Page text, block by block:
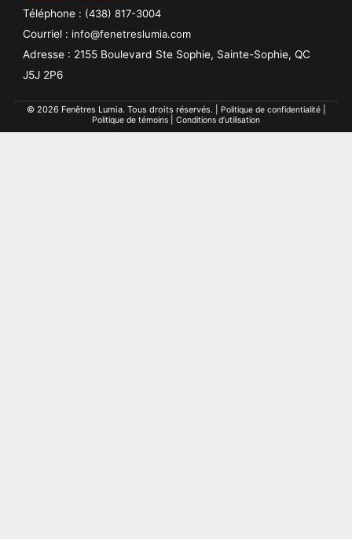
Téléphone : (438) 817-3004
Courriel : info@fenetreslumia.com
Adresse : 2155 Boulevard Ste Sophie, Sainte-Sophie, QC
J5J 2P6
© 2026 Fenêtres Lumia. Tous droits réservés. | Politique de confidentialité|
Politique de témoins Conditions d’utilisation